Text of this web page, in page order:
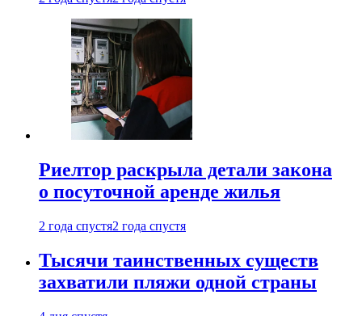
Риелтор раскрыла детали закона
о посуточной аренде жилья
2 года спустя2 года спустя
Тысячи таинственных существ
захватили пляжи одной страны